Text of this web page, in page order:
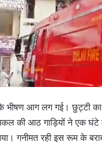
आग लग गई। छुट्टी का
की आठ गाड़ियों ने एक
गनीमत रही इस रूम के